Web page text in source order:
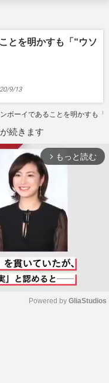
とを明かすも「“ウソ
9/13
ボーイであることを明かすも「
続きます
arrow_forward_ios もっと読む
Powered by GliaStudios